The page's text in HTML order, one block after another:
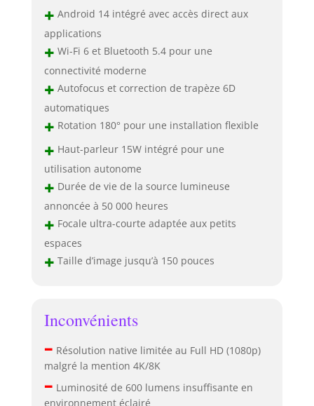
+ Android 14 intégré avec accès direct aux
applications
+ Wi-Fi 6 et Bluetooth 5.4 pour une
connectivité moderne
+ Autofocus et correction de trapèze 6D
automatiques
+ Rotation 180° pour une installation flexible
+ Haut-parleur 15W intégré pour une
utilisation autonome
+ Durée de vie de la source lumineuse
annoncée à 50 000 heures
+ Focale ultra-courte adaptée aux petits
espaces
+ Taille d’image jusqu’à 150 pouces
Inconvénients
– Résolution native limitée au Full HD (1080p)
malgré la mention 4K/8K
– Luminosité de 600 lumens insuffisante en
environnement éclairé